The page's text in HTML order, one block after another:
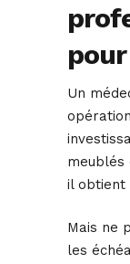
Un
meublés
il obtient
Mais ne
les